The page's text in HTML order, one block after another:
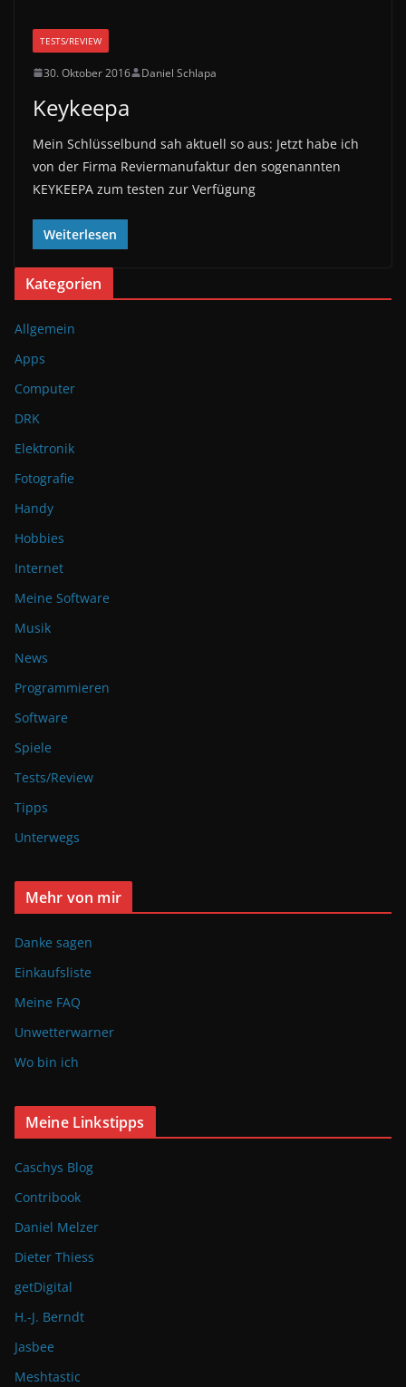
TESTS/REVIEW
30. Oktober 2016 Daniel Schlapa
Keykeepa
Mein Schlüsselbund sah aktuell so aus: Jetzt habe ich
von der Firma Reviermanufaktur den sogenannten
KEYKEEPA zum testen zur Verfügung
Weiterlesen
Kategorien
Allgemein
Apps
Computer
DRK
Elektronik
Fotografie
Handy
Hobbies
Internet
Meine Software
Musik
News
Programmieren
Software
Spiele
Tests/Review
Tipps
Unterwegs
Mehr von mir
Danke sagen
Einkaufsliste
Meine FAQ
Unwetterwarner
Wo bin ich
Meine Linkstipps
Caschys Blog
Contribook
Daniel Melzer
Dieter Thiess
getDigital
H.-J. Berndt
Jasbee
Meshtastic